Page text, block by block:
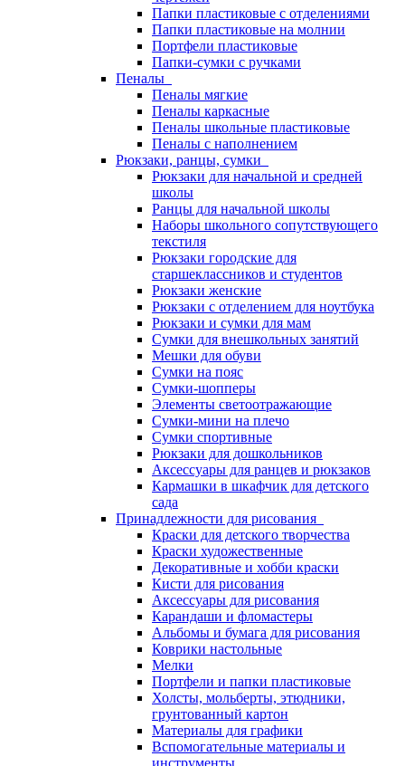
Папки пластиковые с отделениями
Папки пластиковые на молнии
Портфели пластиковые
Папки-сумки с ручками
Пеналы
Пеналы мягкие
Пеналы каркасные
Пеналы школьные пластиковые
Пеналы с наполнением
Рюкзаки, ранцы, сумки
Рюкзаки для начальной и средней
школы
Ранцы для начальной школы
Наборы школьного сопутствующего
текстиля
Рюкзаки городские для
старшеклассников и студентов
Рюкзаки женские
Рюкзаки с отделением для ноутбука
Рюкзаки и сумки для мам
Сумки для внешкольных занятий
Мешки для обуви
Сумки на пояс
Сумки-шопперы
Элементы светоотражающие
Сумки-мини на плечо
Сумки спортивные
Рюкзаки для дошкольников
Аксессуары для ранцев и рюкзаков
Кармашки в шкафчик для детского
сада
Принадлежности для рисования
Краски для детского творчества
Краски художественные
Декоративные и хобби краски
Кисти для рисования
Аксессуары для рисования
Карандаши и фломастеры
Альбомы и бумага для рисования
Коврики настольные
Мелки
Портфели и папки пластиковые
Холсты, мольберты, этюдники,
грунтованный картон
Материалы для графики
Вспомогательные материалы и
инструменты